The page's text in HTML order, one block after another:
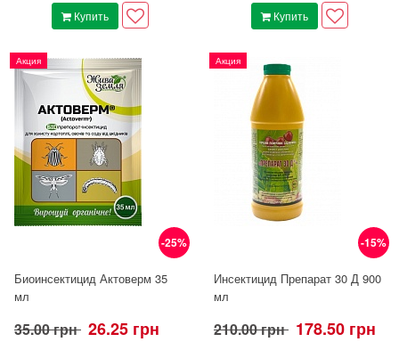
Купить Купить
-25%
Акция
Биоинсектицид Актоверм 35
мл
35.00 грн 26.25 грн
-15%
Акция
Инсектицид Препарат 30 Д 900
мл
210.00 грн 178.50 грн